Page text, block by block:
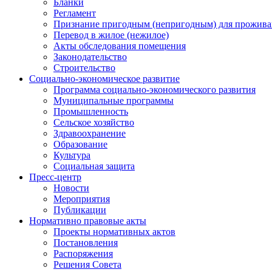
Бланки
Регламент
Признание пригодным (непригодным) для
Перевод в жилое (нежилое)
Акты обследования помещения
Законодательство
Строительство
Социально-экономическое развитие
Программа социально-экономического развития
Муниципальные программы
Промышленность
Сельское хозяйство
Здравоохранение
Образование
Культура
Социальная защита
Пресс-центр
Новости
Мероприятия
Публикации
Нормативно правовые акты
Проекты нормативных актов
Постановления
Распоряжения
Решения Совета